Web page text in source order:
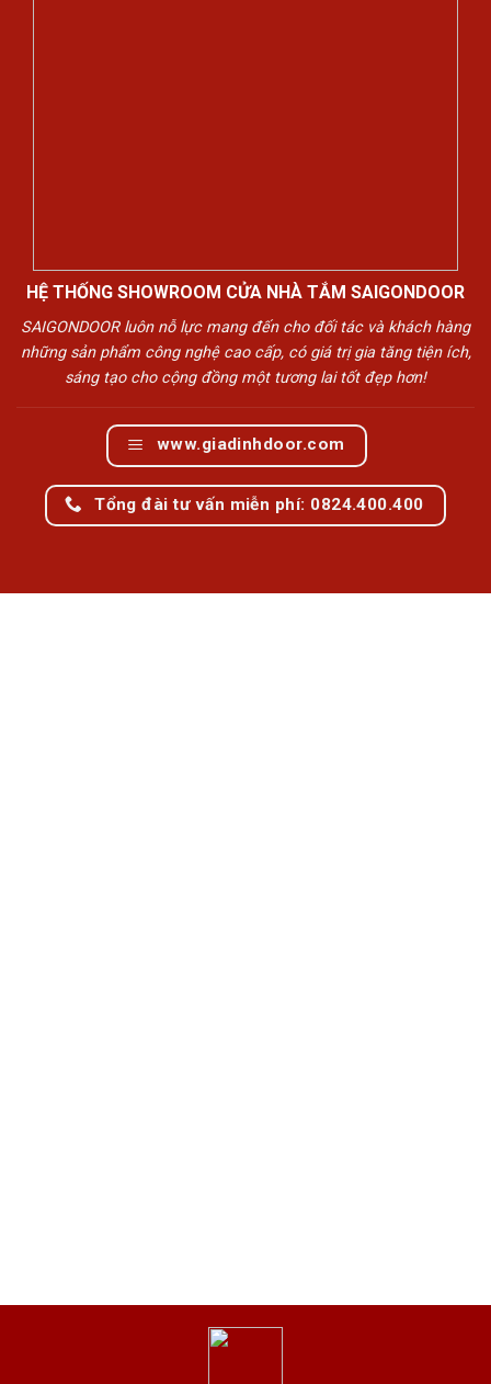
HỆ THỐNG SHOWROOM CỬA NHÀ TẮM SAIGONDOOR
SAIGONDOOR luôn nỗ lực mang đến cho đối tác và khách hàng
những sản phẩm công nghệ cao cấp, có giá trị gia tăng tiện ích,
sáng tạo cho cộng đồng một tương lai tốt đẹp hơn!
www.giadinhdoor.com
Tổng đài tư vấn miễn phí: 0824.400.400